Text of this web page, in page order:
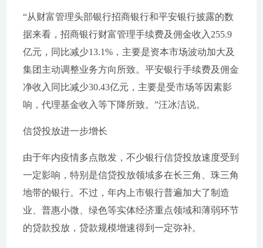
“从财富管理头部银行招商银行和平安银行披露的数
据来看，招商银行财富管理手续费及佣金收入255.9
亿元，同比减少13.1%，主要是资本市场波动加大及
集团主动调整业务方向所致。平安银行手续费及佣金
净收入同比减少30.43亿元，主要是受市场等因素影
响，代理基金收入等下降所致。”汪冰洁说。
信贷投放进一步增长
由于年内疫情多点散发，不少银行信贷投放速度受到
一定影响，特别是信贷投放领域多在长三角、珠三角
地带的银行。不过，年内上市银行普遍加大了制造
业、普惠小微、绿色等实体经济重点领域和薄弱环节
的贷款投放，贷款规模增速得到一定弥补。